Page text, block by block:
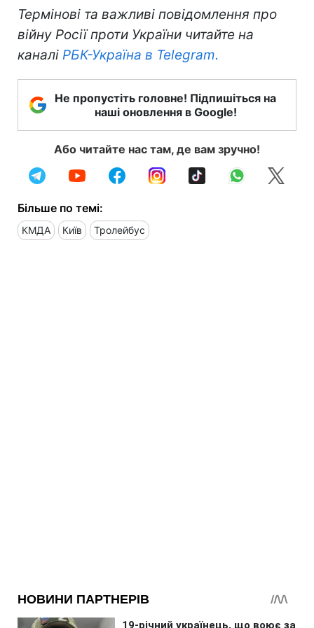
Термінові та важливі повідомлення про
війну Росії проти України читайте на
каналі РБК-Україна в Telegram.
Не пропустіть головне! Підпишіться на
наші оновлення в Google!
Або читайте нас там, де вам зручно!
Більше по темі:
КМДА Київ Тролейбус